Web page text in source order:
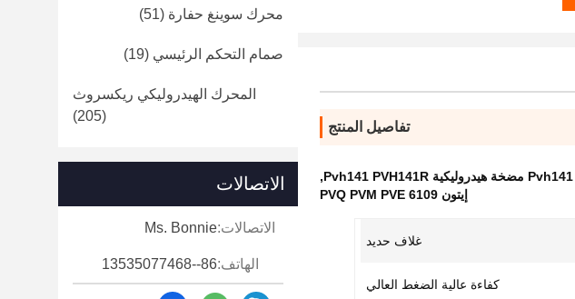
تفاصيل المنتج
,
إيتون 6109 PVQ PVM PVE
غلاف حديد
كفاءة عالية الضغط العالي
محرك سوينغ حفارة (51)
صمام التحكم الرئيسي (19)
المحرك الهيدروليكي ريكسروث
(205)
الاتصالات
الاتصالات:Ms. Bonnie
الهاتف:86--13535077468